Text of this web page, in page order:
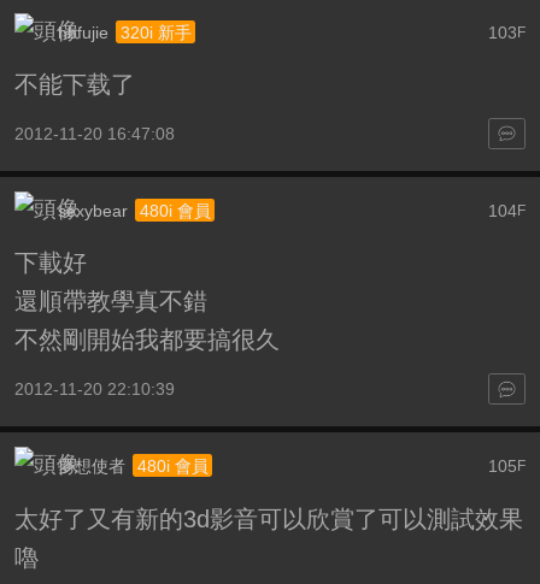
103F
hbfujie 320i 新手
不能下载了
2012-11-20 16:47:08
104F
sexybear 480i 會員
下載好
還順帶教學真不錯
不然剛開始我都要搞很久
2012-11-20 22:10:39
105F
夢想使者 480i 會員
太好了又有新的3d影音可以欣賞了可以測試效果
嚕